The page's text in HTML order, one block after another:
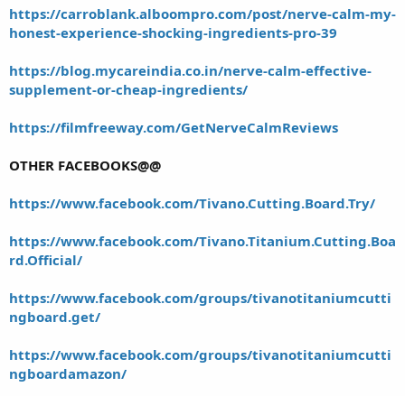
https://carroblank.alboompro.com/post/nerve-calm-my-
honest-experience-shocking-ingredients-pro-39
https://blog.mycareindia.co.in/nerve-calm-effective-
supplement-or-cheap-ingredients/
https://filmfreeway.com/GetNerveCalmReviews
OTHER FACEBOOKS@@
https://www.facebook.com/Tivano.Cutting.Board.Try/
https://www.facebook.com/Tivano.Titanium.Cutting.Boa
rd.Official/
https://www.facebook.com/groups/tivanotitaniumcutti
ngboard.get/
https://www.facebook.com/groups/tivanotitaniumcutti
ngboardamazon/